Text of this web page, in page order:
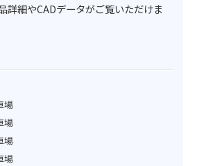
詳細やCADデータがご覧いただけま
場
場
場
場